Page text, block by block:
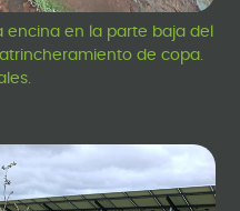
encina en la parte baja del
de copa.